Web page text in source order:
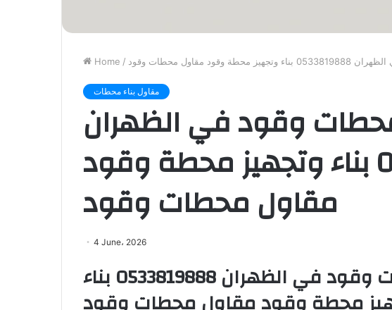
Home / مقاول محطات وقود
مقاول بناء محطات
وقود في الظهران
0533819888 بناء وتجهيز محطة وقود
مقاول محطات وقود
4 June، 2026
مقاول بناء محطات وقود في الظهران 0533819888 بناء